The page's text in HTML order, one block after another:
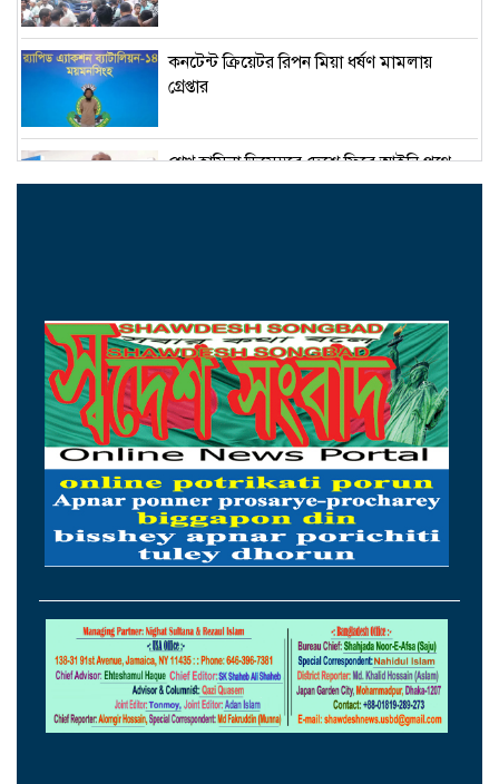
কনটেন্ট ক্রিয়েটর রিপন মিয়া ধর্ষণ মামলায়
গ্রেপ্তার
শেখ হাসিনা ডিসেম্বরে দেশে ফিরে আইনি পথে
হাঁটুক-আইনমন্ত্রী
মন্ত্রীদের ১০, এমপিদের ৫ লাখ টাকা বেতন চান
নুর
২৩তম রাষ্ট্রপতি হিসেবে আলোচনায় যারা
হামের উপসর্গে ৩ শিশুর মৃত্যু, আক্রান্ত ১২১৮
ছুটির দিনে সড়ক দুর্ঘটনায় দুই জেলায় প্রাণ
হারালেন ১৫ জন